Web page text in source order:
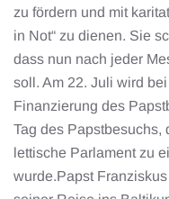
zu fördern und mit
in Not“ zu dienen. Sie
dass nun nach jeder
soll. Am 22. Juli wird
Finanzierung des
Tag des Papstbesuchs,
lettische Parlament zu
wurde.Papst